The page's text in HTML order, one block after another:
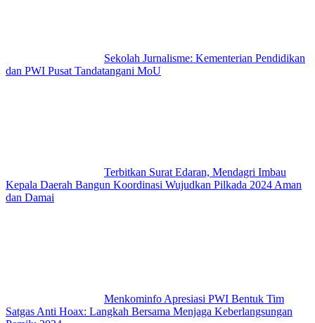
Sekolah Jurnalisme: Kementerian Pendidikan
dan PWI Pusat Tandatangani MoU
Terbitkan Surat Edaran, Mendagri Imbau
Kepala Daerah Bangun Koordinasi Wujudkan Pilkada 2024 Aman
dan Damai
Menkominfo Apresiasi PWI Bentuk Tim
Satgas Anti Hoax: Langkah Bersama Menjaga Keberlangsungan